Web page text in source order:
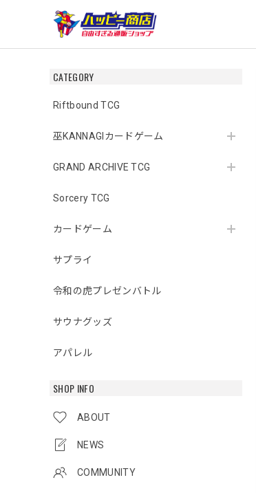
CATEGORY
Riftbound TCG
巫KANNAGIカードゲーム
GRAND ARCHIVE TCG
Sorcery TCG
カードゲーム
サプライ
令和の虎プレゼンバトル
サウナグッズ
アパレル
SHOP INFO
ABOUT
NEWS
COMMUNITY